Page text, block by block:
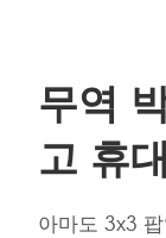
무역
고 휴
아마도 3x3